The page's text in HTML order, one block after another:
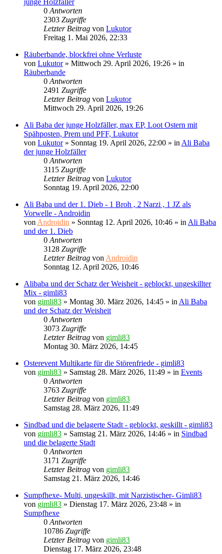
junge Holzfäller
0Antworten
2303 Zugriffe
Letzter Beitrag von Lukutor
Freitag 1. Mai 2026, 22:33
Räuberbande, blockfrei ohne Verluste
von Lukutor» Mittwoch 29. April 2026, 19:26 » in
Räuberbande
0Antworten
2491 Zugriffe
Letzter Beitrag von Lukutor
Mittwoch 29. April 2026, 19:26
Ali Baba der junge Holzfäller, max EP, Loot Ostern mit
Spähposten, Prem und PFF, Lukutor
von Lukutor» Sonntag 19. April 2026, 22:00 » inAli Baba
der junge Holzfäller
0Antworten
3115 Zugriffe
Letzter Beitrag von Lukutor
Sonntag 19. April 2026, 22:00
Ali Baba und der 1. Dieb - 1 Broh , 2 Narzi , 1 JZ als
Vorwelle - Androidin
vonAndroidin » Sonntag 12. April 2026, 10:46 » inAli Baba
und der 1. Dieb
0Antworten
3128 Zugriffe
Letzter Beitrag vonAndroidin
Sonntag 12. April 2026, 10:46
Alibaba und der Schatz der Weisheit - geblockt, ungeskillter
Mix - gimli83
von gimli83 » Montag 30. März 2026, 14:45 » inAli Baba
und der Schatz der Weisheit
0Antworten
3073 Zugriffe
Letzter Beitrag von gimli83
Montag 30. März 2026, 14:45
Osterevent Multikarte für die Störenfriede - gimli83
von gimli83 » Samstag 28. März 2026, 11:49 » in Events
0Antworten
3763 Zugriffe
Letzter Beitrag von gimli83
Samstag 28. März 2026, 11:49
Sindbad und die belagerte Stadt - geblockt, geskillt - gimli83
von gimli83 » Samstag 21. März 2026, 14:46 » in Sindbad
und die belagerte Stadt
0Antworten
3171 Zugriffe
Letzter Beitrag von gimli83
Samstag 21. März 2026, 14:46
Sumpfhexe- Multi, ungeskillt, mit Narzistischer- Gimli83
von gimli83 » Dienstag 17. März 2026, 23:48 » in
Sumpfhexe
0Antworten
10786 Zugriffe
Letzter Beitrag von gimli83
Dienstag 17. März 2026, 23:48